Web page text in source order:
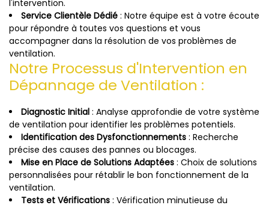
l'intervention.
Service Clientèle Dédié : Notre équipe est à votre écoute
pour répondre à toutes vos questions et vous
accompagner dans la résolution de vos problèmes de
ventilation.
Notre Processus d'Intervention en
Dépannage de Ventilation :
Diagnostic Initial : Analyse approfondie de votre système
de ventilation pour identifier les problèmes potentiels.
Identification des Dysfonctionnements : Recherche
précise des causes des pannes ou blocages.
Mise en Place de Solutions Adaptées : Choix de solutions
personnalisées pour rétablir le bon fonctionnement de la
ventilation.
Tests et Vérifications : Vérification minutieuse du